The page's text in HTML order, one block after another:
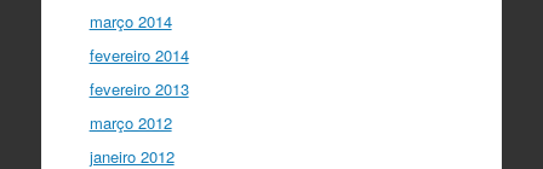
março 2014
fevereiro 2014
fevereiro 2013
março 2012
janeiro 2012